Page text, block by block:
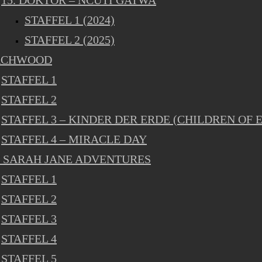
STAFFEL 1 (2024)
STAFFEL 2 (2025)
STAFFEL 1
STAFFEL 2
STAFFEL 3 – KINDER DER ERDE (CHILDREN OF
STAFFEL 4 – MIRACLE DAY
SARAH JANE ADVENTURES
STAFFEL 1
STAFFEL 2
STAFFEL 3
STAFFEL 4
STAFFEL 5